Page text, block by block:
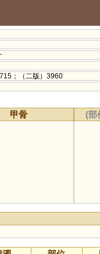
；（二版）3960
甲骨 (部